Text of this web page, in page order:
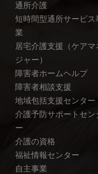
通所介護
短時間型通所サービス
業
居宅介護支援（ケアマ
ジャー）
障害者ホームヘルプ
障害者相談支援
地域包括支援センター
介護予防サポートセン
ー
介護の資格
福祉情報センター
自主事業